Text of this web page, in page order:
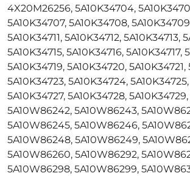
4X20M26256, 5A10K34704,
5A10K34707, 5A10K34708,
5A10K34711, 5A10K34712, 5A10K34713,
5A10K34715, 5A10K34716, 5A10K34717,
5A10K34719, 5A10K34720, 5A10K34721,
5A10K34723, 5A10K34724,
5A10K34727, 5A10K34728,
5A10W86242, 5A10W86243,
5A10W86245, 5A10W86246,
5A10W86248, 5A10W86249,
5A10W86260, 5A10W86292,
5A10W86298, 5A10W86299,